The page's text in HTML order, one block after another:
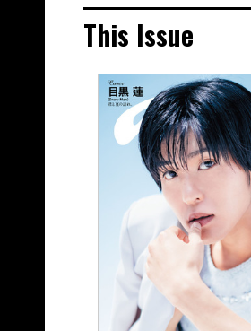
This Issue